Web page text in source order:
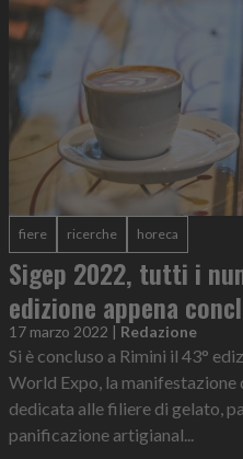
fiere ricerche horeca
Sigep 2022, tutti i
edizione appena
17 marzo 2022 | Redazione
Si è concluso a Rimini il 43°
World Expo, la
dedicata alle filiere di gelato,
panificazione artigianal...